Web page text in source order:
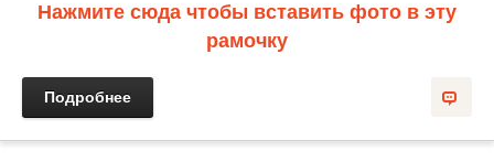
Нажмите сюда чтобы вставить фото в эту
рамочку
Подробнее